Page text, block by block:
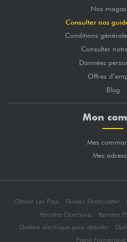
Nos
Consulter nos
Conditions
Consulter
Données
Offres
Blog
Mon
Mes
Mes
Gibson Les Paul Fender Stratocaster
Yamaha Clavinova
Yamaha
Guitare électrique pour débuter
Piano Numérique